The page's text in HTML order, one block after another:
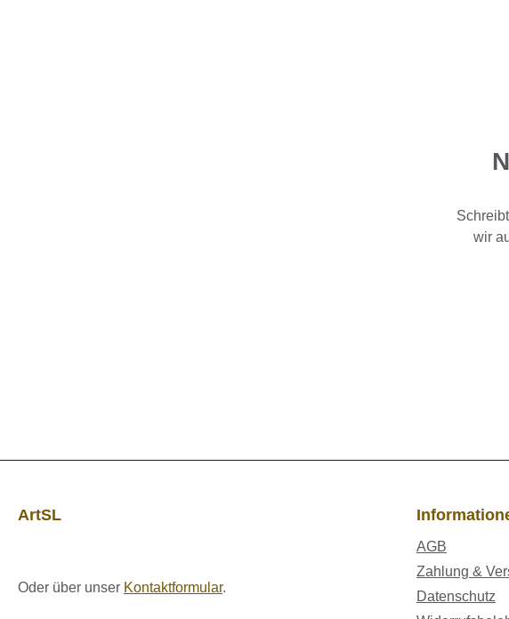
wir
ArtSL
Oder über unser Kontaktformular.
AGB
Zahlung &
Datenschutz